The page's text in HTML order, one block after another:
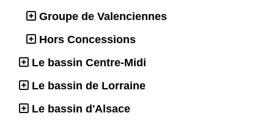
Groupe de Valenciennes
Hors Concessions
Le bassin Centre-Midi
Le bassin de Lorraine
Le bassin d'Alsace